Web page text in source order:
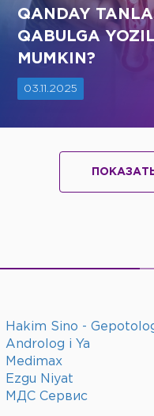
QANDAY
QABULGA
MUMKIN?
03.11.2025
Hakim Sino -
Androlog i Ya
Medimax
Ezgu Niyat
МДС Сервис